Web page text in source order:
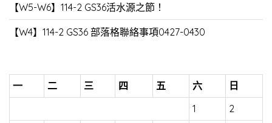
【W5-W6】114-2 GS36活水源之節！
【W4】114-2 GS36 部落格聯絡事項0427-0430
一 二 三 四 五 六
日
1
2